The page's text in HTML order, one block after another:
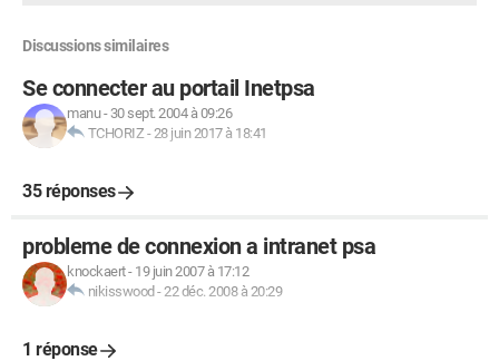
Discussions similaires
Se connecter au portail Inetpsa
manu- 30 sept. 2004 à 09:26
TCHORIZ-28 juin 2017 à 18:41
35 réponses
probleme de connexion a intranet psa
knockaert- 19 juin 2007 à 17:12
nikisswood -22 déc. 2008 à 20:29
1 réponse